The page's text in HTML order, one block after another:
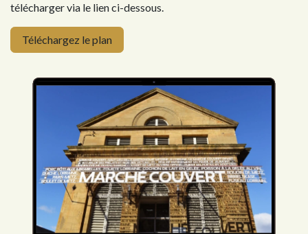
télécharger via le lien ci-dessous.
Téléchargez le plan